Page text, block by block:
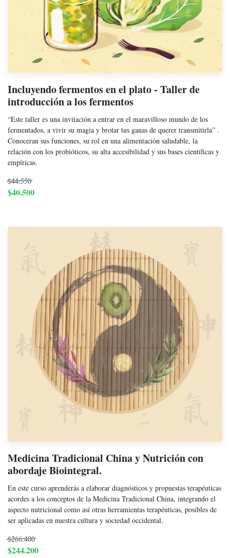
Incluyendo fermentos en el plato - Taller de
introducción a los fermentos
“Este taller es una invitación a entrar en el maravilloso mundo de los
fermentados, a vivir su magia y brotar tus ganas de querer transmitirla” .
Conoceran sus funciones, su rol en una alimentación saludable, la
relación con los probióticos, su alta accesibilidad y sus bases científicas y
empíricas.
$44.550
$40.500
Medicina Tradicional China y Nutrición con
abordaje Biointegral.
En este curso aprenderás a elaborar diagnósticos y propuestas terapéuticas
acordes a los conceptos de la Medicina Tradicional China, integrando el
aspecto nutricional como así otras herramientas terapéuticas, posibles de
ser aplicadas en nuestra cultura y sociedad occidental.
$266.400
$244.200